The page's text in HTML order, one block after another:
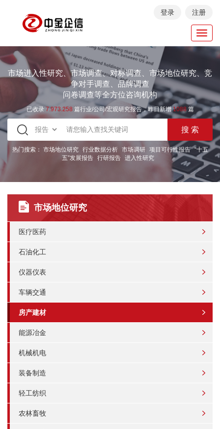
登录 注册
市场进入性研究、市场调查、对标调查、市场地位研究、竞
争对手调查、品牌调查
问卷调查等全方位咨询机构
已收录 7.973.258 篇行业/公司/宏观研究报告，昨日新增1088篇
热门搜索： 市场地位研究 行业数据分析 市场调研 项目可行性报告 “十五
五”发展报告 行研报告 进入性研究
市场地位研究
医疗医药
石油化工
仪器仪表
车辆交通
房产建材
能源冶金
机械机电
装备制造
轻工纺织
农林畜牧